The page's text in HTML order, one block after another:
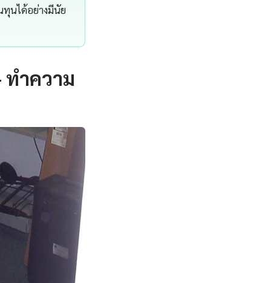
ทุนได้อย่างมีนัย
ทำความ